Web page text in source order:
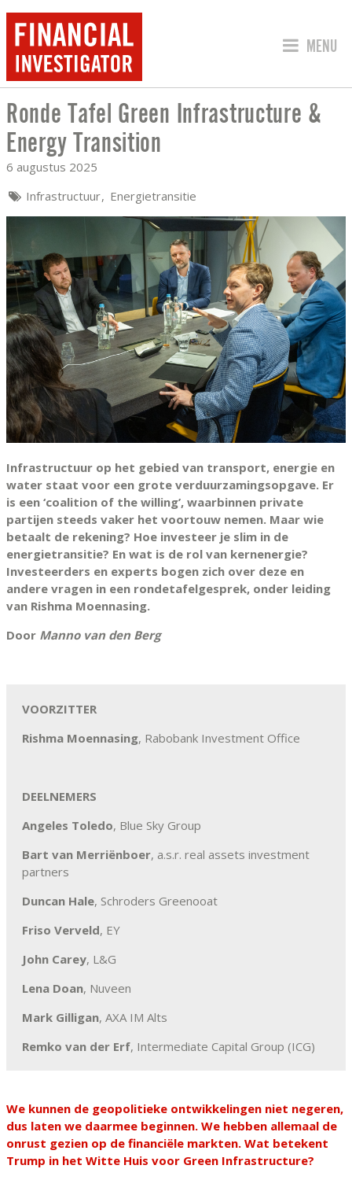
SPRING
MENU
RONDE TAFEL GREEN
Ronde Tafel Green Infrastructure &
Energy Transition
6 augustus 2025
Infrastructuur Energietransitie
Infrastructuur op het gebied van transport, energie en
water staat voor een grote verduurzamingsopgave. Er
is een ‘coalition of the willing’, waarbinnen private
partijen steeds vaker het voortouw nemen. Maar wie
betaalt de rekening? Hoe investeer je slim in de
energietransitie? En wat is de rol van kernenergie?
Investeerders en experts bogen zich over deze en
andere vragen in een rondetafelgesprek, onder leiding
van Rishma Moennasing.
Door Manno van den Berg
VOORZITTER
Rishma Moennasing, Rabobank Investment Office
DEELNEMERS
Angeles Toledo, Blue Sky Group
Bart van Merriënboer, a.s.r. real assets investment
partners
Duncan Hale, Schroders Greenooat
Friso Verveld, EY
John Carey, L&G
Lena Doan, Nuveen
Mark Gilligan, AXA IM Alts
Remko van der Erf, Intermediate Capital Group (ICG)
We kunnen de geopolitieke ontwikkelingen niet negeren,
dus laten we daarmee beginnen. We hebben allemaal de
onrust gezien op de financiële markten. Wat betekent
Trump in het Witte Huis voor Green Infrastructure?